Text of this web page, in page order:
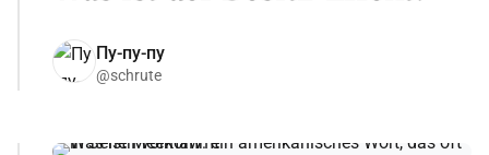
Пу-пу-пу
@schrute